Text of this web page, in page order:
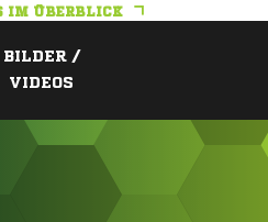
IM ÜBERBLICK
BILDER /
VIDEOS